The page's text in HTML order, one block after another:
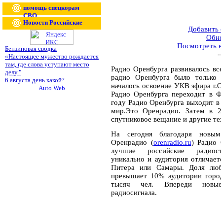
помощь спецкорам
СВО
Новости Российские
Бензиновая сводка
«Настоящее мужество рождается
там, где слова уступают место
делу."
6 августа день какой?
Посмотреть
Радио Оренбурга развивалось
радио Оренбурга было
началось освоение УКВ эфира
Радио Оренбурга переходит
году Радио Оренбурга выходит в
мир.Это Оренрадио. Затем в
спутниковое вещание и другие
На сегодня благодаря
Оренрадио (orenradio.ru) Радио
лучшие российские
уникально и аудитория
Питера или Самары. Доля
превышает 10% аудитории
тысяч чел. Впереди новые
радиосигнала.